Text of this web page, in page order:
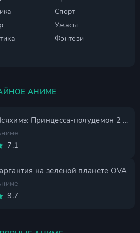
Спорт
Ужасы
Фэнтези
АНИМЕ
Ясяхимэ: Принцесса-полудемон 2 сезон
7.1
на зелёной планете OVA
9.7